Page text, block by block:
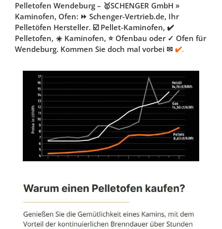
Pelletofen Wendeburg – 🥇SCHENGER GmbH »
Kaminofen, Ofen: ⏩ Schenger-Vertrieb.de, Ihr
Pelletöfen Hersteller. ☑️ Pellet-Kaminofen, ✔️
Pelletofen, ☀️ Kaminofen, ⭐ Ofenbau oder ✓ Ofen für
Wendeburg. Kommen Sie doch mal vorbei ✉ ✔️.